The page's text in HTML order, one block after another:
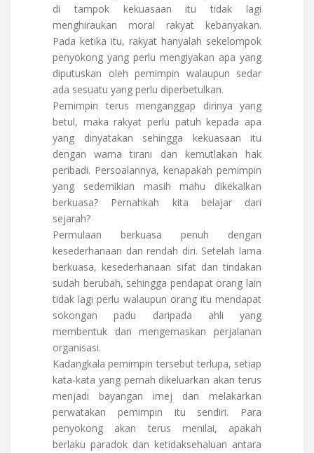
di tampok kekuasaan itu tidak lagi
menghiraukan moral rakyat kebanyakan.
Pada ketika itu, rakyat hanyalah sekelompok
penyokong yang perlu mengiyakan apa yang
diputuskan oleh pemimpin walaupun sedar
ada sesuatu yang perlu diperbetulkan.
Pemimpin terus menganggap dirinya yang
betul, maka rakyat perlu patuh kepada apa
yang dinyatakan sehingga kekuasaan itu
dengan warna tirani dan kemutlakan hak
peribadi. Persoalannya, kenapakah pemimpin
yang sedemikian masih mahu dikekalkan
berkuasa? Pernahkah kita belajar dari
sejarah?
Permulaan berkuasa penuh dengan
kesederhanaan dan rendah diri. Setelah lama
berkuasa, kesederhanaan sifat dan tindakan
sudah berubah, sehingga pendapat orang lain
tidak lagi perlu walaupun orang itu mendapat
sokongan padu daripada ahli yang
membentuk dan mengemaskan perjalanan
organisasi.
Kadangkala pemimpin tersebut terlupa, setiap
kata-kata yang pernah dikeluarkan akan terus
menjadi bayangan imej dan melakarkan
perwatakan pemimpin itu sendiri. Para
penyokong akan terus menilai, apakah
berlaku paradok dan ketidaksehaluan antara